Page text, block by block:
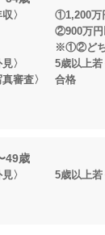
収〉 ①1,200万
万円以上
どちらかに
見〉 5歳以上若
真審査〉 合格
49歳
見〉 5歳以上若